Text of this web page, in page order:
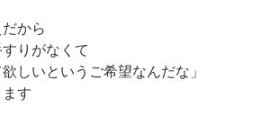
だから
りがなくて
しいというご希望なんだな」
す